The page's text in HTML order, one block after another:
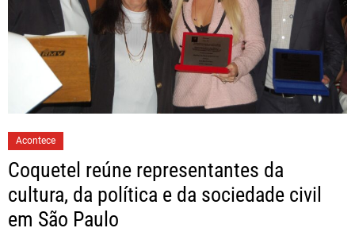
Acontece
Coquetel reúne representantes da
cultura, da política e da sociedade civil
em São Paulo